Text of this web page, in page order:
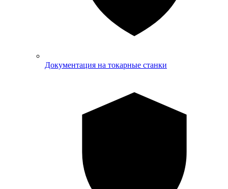
Документация на токарные станки